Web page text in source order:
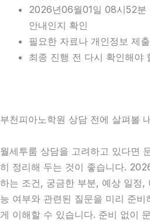
2026년06월01일 08시52분
안내인지 확인
필요한 자료나 개인정보 제
최종 진행 전 다시 확인해야
부천피아노학원 상담 전에 살펴볼
월세투룸 상담을 고려하고 있다면
히 정리해 두는 것이 좋습니다.
하는 조건, 궁금한 부분, 예상 일정,
능 여부와 관련된 질문을 미리 준
게 이해할 수 있습니다. 준비 없이